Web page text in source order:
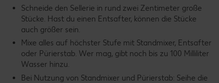
Schneide den Sellerie in rund zwei Zentimeter große
Stücke. Hast du einen Entsafter, können die Stücke
auch größer sein.
Mixe alles auf höchster Stufe mit Standmixer, Entsafter
oder Pürierstab. Wer mag, gibt noch bis zu 100 Milliliter
Wasser hinzu.
Bei Nutzung von Standmixer und Pürierstab: Seihe die